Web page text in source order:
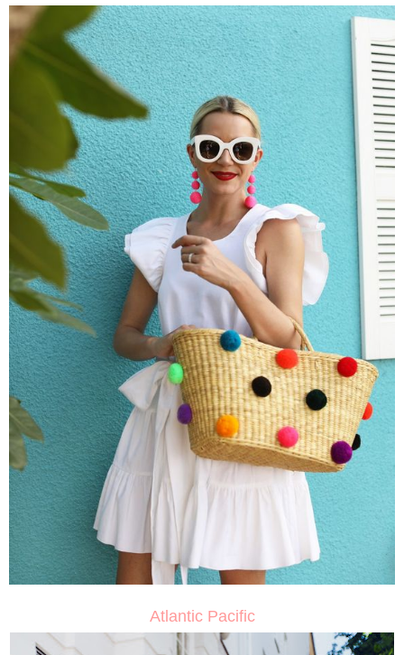
Atlantic Pacific